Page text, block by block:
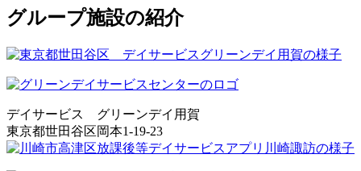
グループ施設の紹介
デイサービス グリーンデイ用賀
東京都世田谷区岡本1-19-23